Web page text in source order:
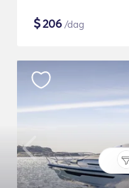
$206 /dag